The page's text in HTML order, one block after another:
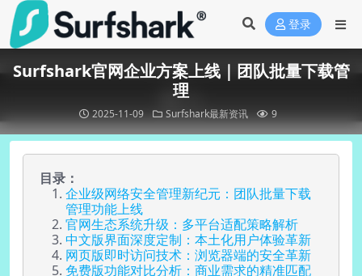
登录
Surfshark官网企业方案上线｜团队批量下载管
理
2025-11-09 Surfshark最新资讯 9
目录：
企业级网络安全管理新纪元：团队批量下载
管理功能上线
官网生态系统升级：多平台适配策略解析
中文版界面深度定制：本土化用户体验革新
网页版即时访问技术：浏览器端的安全革新
免费版功能对比分析：商业需求的精准匹配